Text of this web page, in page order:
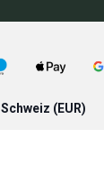
Schweiz (EUR)